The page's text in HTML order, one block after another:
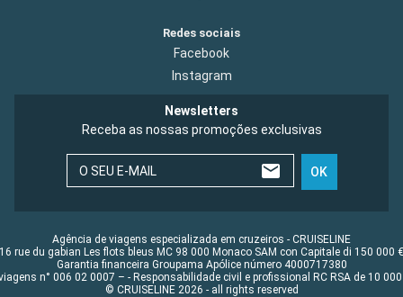
Redes sociais
Facebook
Instagram
Newsletters
Receba as nossas promoções exclusivas
O SEU E-MAIL OK
Agência de viagens especializada em cruzeiros - CRUISELINE
16 rue du gabian Les flots bleus MC 98 000 Monaco SAM con Capitale di 150 000 €
Garantia financeira Groupama Apólice número 4000717380
n° 006 02 0007 – - Responsabilidade civil e profissional RC RSA de 10 000
© CRUISELINE 2026 - all rights reserved